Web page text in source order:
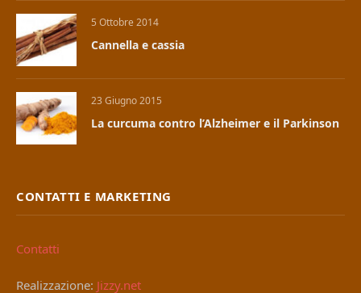
5 Ottobre 2014
Cannella e cassia
23 Giugno 2015
La curcuma contro l’Alzheimer e il Parkinson
CONTATTI E MARKETING
Contatti
Realizzazione: Jizzy.net